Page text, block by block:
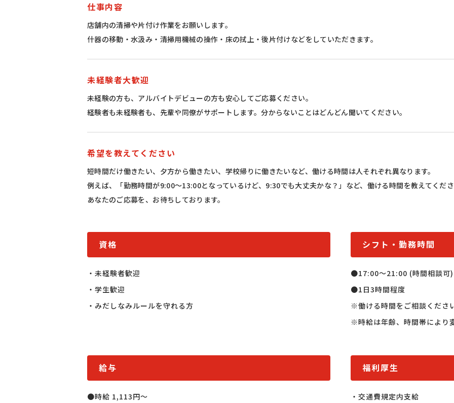
仕事内容
店舗内の清掃や片付け作業をお願いします。
什器の移動・水汲み・清掃用機械の操作・床の拭上・後片付けなどをしていただきます。
未経験者大歓迎
未経験の方も、アルバイトデビューの方も安心してご応募ください。
経験者も未経験者も、先輩や同僚がサポートします。分からないことはどんどん聞いてください。
希望を教えてください
短時間だけ働きたい、夕方から働きたい、学校帰りに働きたいなど、働ける時間は人それぞれ異なります。
例えば、「勤務時間が9:00〜13:00となっているけど、9:30でも大丈夫かな？」など、働ける時間を教えてくださ
あなたのご応募を、お待ちしております。
資格
・未経験者歓迎
・学生歓迎
・みだしなみルールを守れる方
シフト・勤務時間
●17:00〜21:00 (時間相談可)
●1日3時間程度
※働ける時間をご相談ください
※時給は年齢、時間帯により
給与
●時給 1,113円〜
福利厚生
・交通費規定内支給